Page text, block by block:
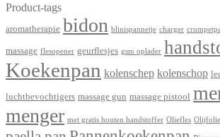
Product-tags
aromatherapie bidon blinispannetje charger
massage flesopener geurflesjes gsm oplader
Koekenpan kolenschep kolenschop
luchtbevochtigers massage gun massage pistool
menger met gratis houten handstoffer Oliefles